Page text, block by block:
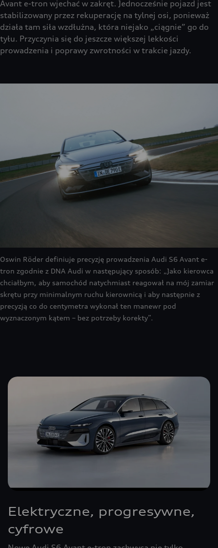
Avant e-tron wjechać w zakręt. Jednocześnie pojazd jest
stabilizowany przez rekuperację na tylnej osi, ponieważ
działa tam siła wzdłużna, która niejako „ciągnie” go do
tyłu. Przyczynia się do jeszcze większej lekkości
prowadzenia i poprawy zwrotności w trakcie jazdy.
Oswin Röder definiuje precyzję prowadzenia Audi S6 Avant e-
tron zgodnie z DNA Audi w następujący sposób: „Jako kierowca
chciałbym, aby samochód natychmiast reagował na mój zamiar
skrętu przy minimalnym ruchu kierownicą i aby następnie z
precyzją co do centymetra wykonał ten manewr pod
wyznaczonym kątem – bez potrzeby korekty”.
Elektryczne, progresywne,
cyfrowe